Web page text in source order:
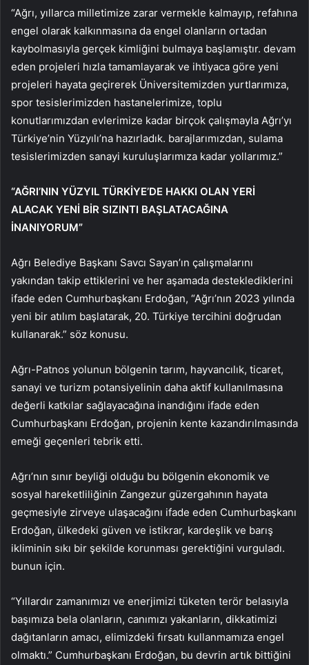
“Ağrı, yıllarca milletimize zarar vermekle kalmayıp, refahına
engel olarak kalkınmasına da engel olanların ortadan
kaybolmasıyla gerçek kimliğini bulmaya başlamıştır. devam
eden projeleri hızla tamamlayarak ve ihtiyaca göre yeni
projeleri hayata geçirerek Üniversitemizden yurtlarımıza,
spor tesislerimizden hastanelerimize, toplu
konutlarımızdan evlerimize kadar birçok çalışmayla Ağrı’yı ​​
Türkiye’nin Yüzyılı’na hazırladık. barajlarımızdan, sulama
tesislerimizden sanayi kuruluşlarımıza kadar yollarımız.”
“AĞRI’NIN YÜZYIL TÜRKİYE’DE HAKKI OLAN YERİ
ALACAK YENİ BİR SIZINTI BAŞLATACAĞINA
İNANIYORUM”
Ağrı Belediye Başkanı Savcı Sayan’ın çalışmalarını
yakından takip ettiklerini ve her aşamada desteklediklerini
ifade eden Cumhurbaşkanı Erdoğan, “Ağrı’nın 2023 yılında
yeni bir atılım başlatarak, 20. Türkiye tercihini doğrudan
kullanarak.” söz konusu.
Ağrı-Patnos yolunun bölgenin tarım, hayvancılık, ticaret,
sanayi ve turizm potansiyelinin daha aktif kullanılmasına
değerli katkılar sağlayacağına inandığını ifade eden
Cumhurbaşkanı Erdoğan, projenin kente kazandırılmasında
emeği geçenleri tebrik etti.
Ağrı’nın sınır beyliği olduğu bu bölgenin ekonomik ve
sosyal hareketliliğinin Zangezur güzergahının hayata
geçmesiyle zirveye ulaşacağını ifade eden Cumhurbaşkanı
Erdoğan, ülkedeki güven ve istikrar, kardeşlik ve barış
ikliminin sıkı bir şekilde korunması gerektiğini vurguladı.
bunun için.
“Yıllardır zamanımızı ve enerjimizi tüketen terör belasıyla
başımıza bela olanların, canımızı yakanların, dikkatimizi
dağıtanların amacı, elimizdeki fırsatı kullanmamıza engel
olmaktı.” Cumhurbaşkanı Erdoğan, bu devrin artık bittiğini